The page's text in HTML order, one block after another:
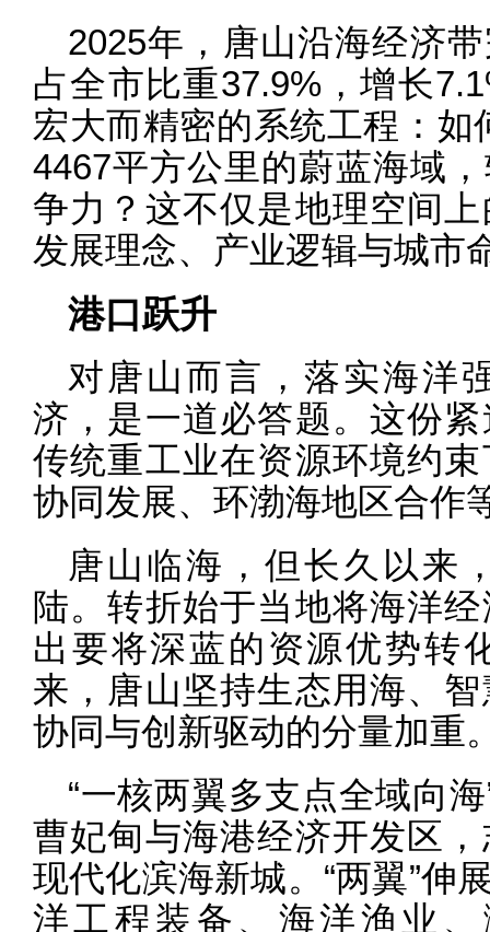
2025年，唐山沿海经济
占全市比重37.9%，增长
宏大而精密的系统工程：
4467平方公里的蔚蓝海域
争力？这不仅是地理空间
发展理念、产业逻辑与城市
港口跃升
对唐山而言，落实海洋
济，是一道必答题。这份
传统重工业在资源环境约
协同发展、环渤海地区合作
唐山临海，但长久以来
陆。转折始于当地将海洋
出要将深蓝的资源优势转
来，唐山坚持生态用海、
协同与创新驱动的分量加重
“一核两翼多支点全域向
曹妃甸与海港经济开发区
现代化滨海新城。“两翼”伸
洋工程装备、海洋渔业